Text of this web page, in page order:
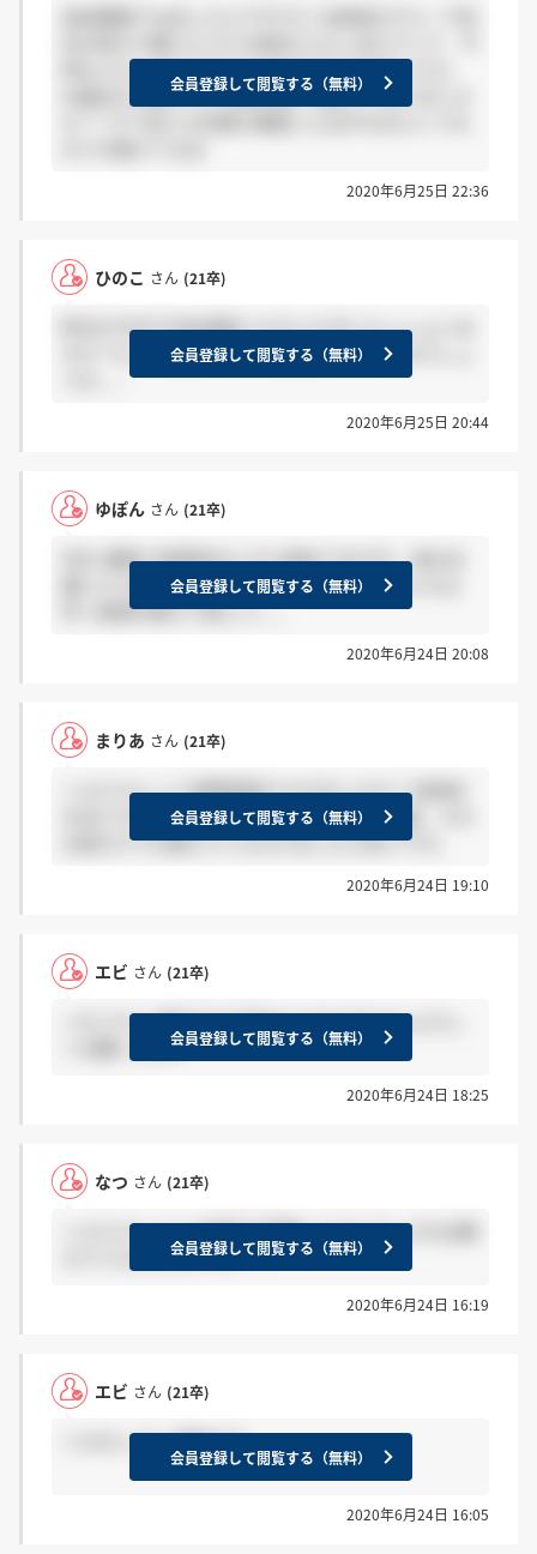
回も入力し忘れてたのですが(それでも通ってた)、
es提出する際にゼミ内容を書く項目ってありました
会員登録して閲覧する（無料）
2020年6月25日 22:36
ひのこ さん (21卒)
昨日か今日で内定通知いただいた方いらっしゃいま
すか？もう内定者の方には連絡し終わったのでしょ
うか。。
会員登録して閲覧する（無料）
2020年6月25日 20:44
ゆぽん さん (21卒)
9日に最終で結果来ないから諦めてますが、他の企
業に3ヶ月以上待ってもらってるからどちらにせよ
早く結果を教えて欲しい。。
会員登録して閲覧する（無料）
2020年6月24日 20:08
まりあ さん (21卒)
＞エビさん いつ頃面接受けられましたか？ 具体的
な日にちが厳しいようでしたら、先週、今週、それ
以前だけでも教えていただけましたら幸いです。
会員登録して閲覧する（無料）
2020年6月24日 19:10
エビ さん (21卒)
＞なつさん 東京です 内定もらえたみなさんよろし
くお願いします会員登録して閲覧する（無料）
2020年6月24日 18:25
なつ さん (21卒)
＞エビさん どこの地区で受験したかよろしければ教
えていただきたいです…！
会員登録して閲覧する（無料）
2020年6月24日 16:19
エビ さん (21卒)
＞ひのこさん 電話です
会員登録して閲覧する（無料）
2020年6月24日 16:05